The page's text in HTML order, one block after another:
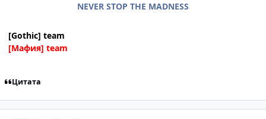
NEVER STOP THE MADNESS
[Gothic] team
[Мафия] team
Цитата